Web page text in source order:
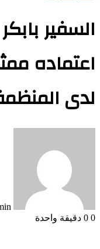
السفير
اعتماده
لدى
0
دقيقة واحدة